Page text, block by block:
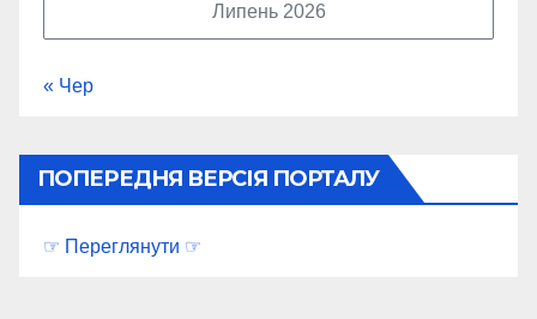
Липень 2026
« Чер
ПОПЕРЕДНЯ ВЕРСІЯ ПОРТАЛУ
☞ Переглянути ☞